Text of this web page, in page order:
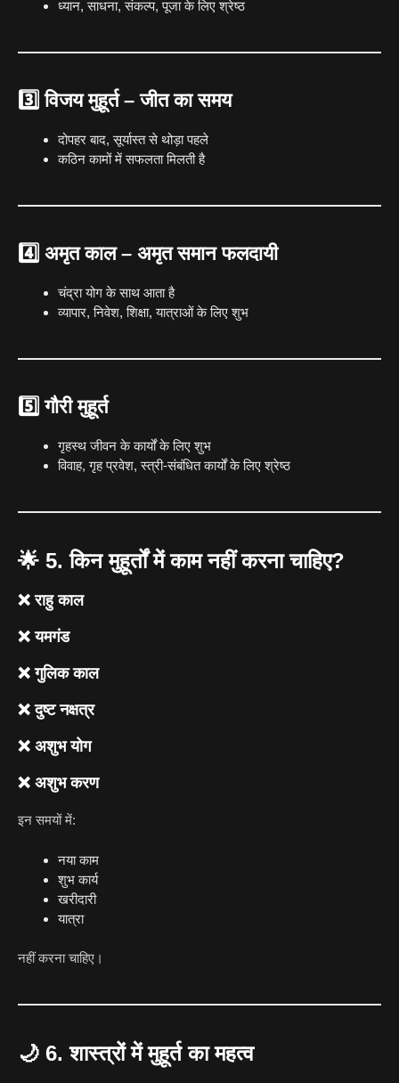
ध्यान, साधना, संकल्प, पूजा के लिए श्रेष्ठ
3️⃣विजय मुहूर्त– जीत का समय
दोपहर बाद, सूर्यास्त से थोड़ा पहले
कठिन कामों में सफलता मिलती है
4️⃣ अमृत काल– अमृत समान फलदायी
चंद्रा योग के साथ आता है
व्यापार, निवेश, शिक्षा, यात्राओं के लिए शुभ
5️⃣गौरी मुहूर्त
गृहस्थ जीवन के कार्यों के लिए शुभ
विवाह, गृह प्रवेश, स्त्री-संबंधित कार्यों के लिए श्रेष्ठ
🌟 5. किन मुहूर्तों में काम नहीं करना चाहिए?
❌ राहु काल
❌ यमगंड
❌ गुलिक काल
❌ दुष्ट नक्षत्र
❌ अशुभ योग
❌ अशुभ करण
इन समयों में:
नया काम
शुभ कार्य
खरीदारी
यात्रा
नहीं करना चाहिए।
🌙 6. शास्त्रों में मुहूर्त का महत्व